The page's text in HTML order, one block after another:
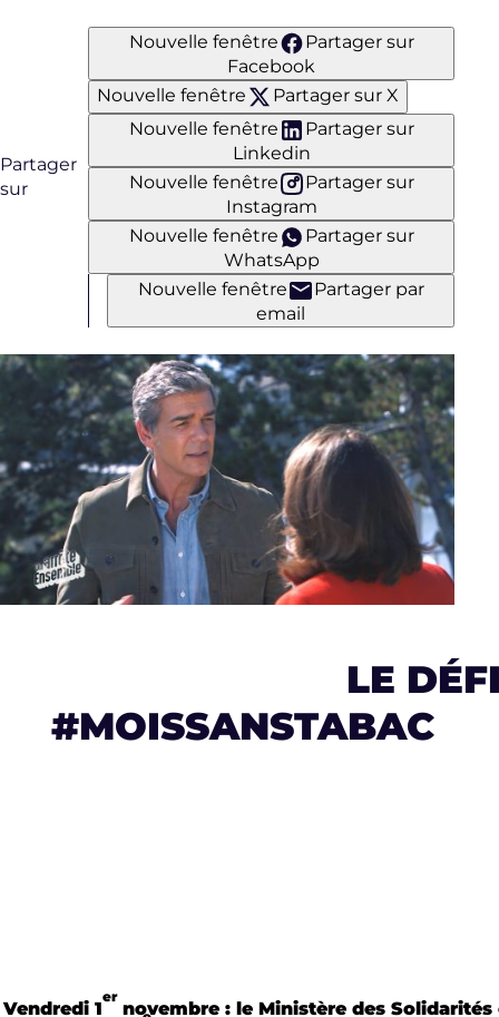
Partager
sur
Nouvelle fenêtre
Partager sur
Facebook
Nouvelle fenêtre
Partager sur X
Nouvelle fenêtre
Partager sur
Linkedin
Nouvelle fenêtre
Partager sur
Instagram
Nouvelle fenêtre
Partager sur
WhatsApp
Nouvelle fenêtre
Partager par
email
LE DÉFI
Vendredi 1
er
novembre : le Ministère des